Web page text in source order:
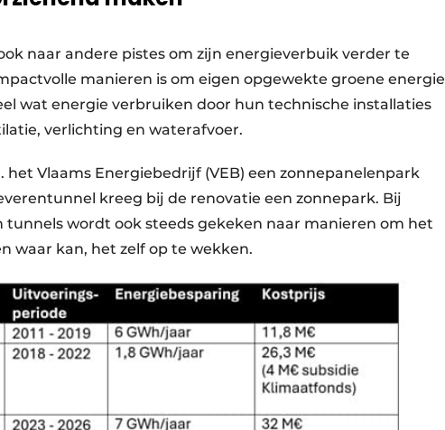
naar andere pistes om zijn energieverbuik verder te
manieren is om eigen opgewekte groene energie
wat energie verbruiken door hun technische installaties
verlichting en waterafvoer.
het Vlaams Energiebedrijf (VEB) een zonnepanelenpark
kreeg bij de renovatie een zonnepark. Bij
wordt ook steeds gekeken naar manieren om het
waar kan, het zelf op te wekken.